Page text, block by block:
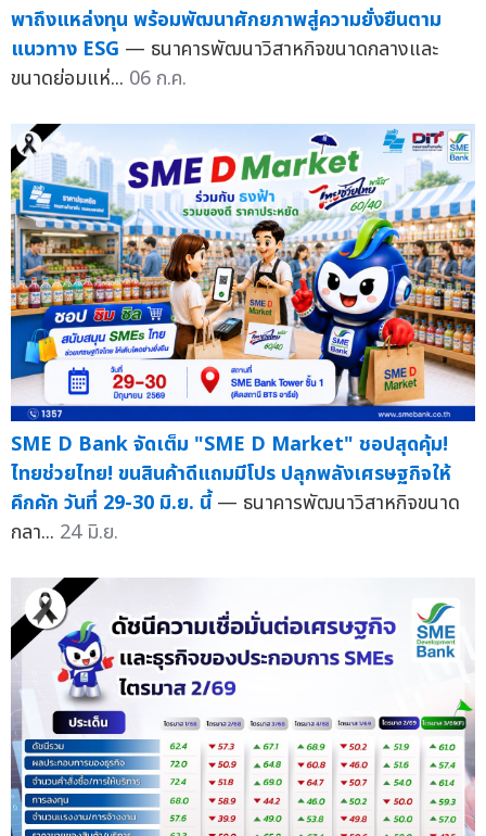
พาถึงแหล่งทุน พร้อมพัฒนาศักยภาพสู่ความยั่งยืนตาม
แนวทาง ESG — ธนาคารพัฒนาวิสาหกิจขนาดกลางและ
ขนาดย่อมแห่... 06 ก.ค.
SME D Bank จัดเต็ม "SME D Market" ชอปสุดคุ้ม!
ไทยช่วยไทย! ขนสินค้าดีแถมมีโปร ปลุกพลังเศรษฐกิจให้
คึกคัก วันที่ 29-30 มิ.ย. นี้ — ธนาคารพัฒนาวิสาหกิจขนาด
กลา... 24 มิ.ย.